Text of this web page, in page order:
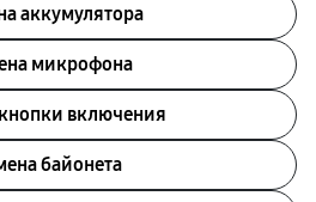
аккумулятора
микрофона
включения
байонета